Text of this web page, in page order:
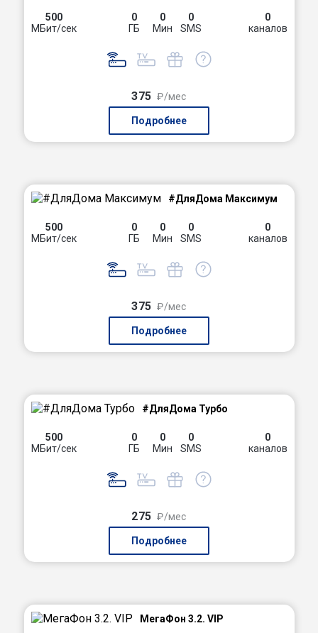
500
МБит/сек
0
ГБ
0
Мин
0
SMS
0
каналов
375 ₽/мес
Подробнее
#ДляДома Максимум
500
МБит/сек
0
ГБ
0
Мин
0
SMS
0
каналов
375 ₽/мес
Подробнее
#ДляДома Турбо
500
МБит/сек
0
ГБ
0
Мин
0
SMS
0
каналов
275 ₽/мес
Подробнее
МегаФон 3.2. VIP